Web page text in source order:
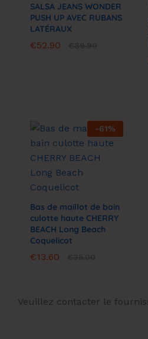
SALSA JEANS WONDER
PUSH UP AVEC RUBANS
LATÉRAUX
€52.90
€52.90
-61%
Bas de maillot de bain
culotte haute CHERRY
BEACH Long Beach
Coquelicot
€13.60
€13.60
Veuillez contacter le